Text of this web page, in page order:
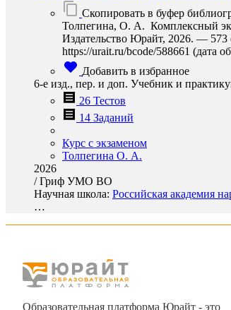
Скопировать в буфер
Толпегина, О. А. Комплексный
Издательство Юрайт, 2026. —
https://urait.ru/bcode/588661 (дата
Добавить в избранное
6-е изд., пер. и доп. Учебник и
26 Тестов
14 Заданий
Курс с экзаменом
Толпегина О. А.
2026
/Гриф УМО ВО
Научная школа: Российская академия
…
Образовательная платформа Юрайт - это